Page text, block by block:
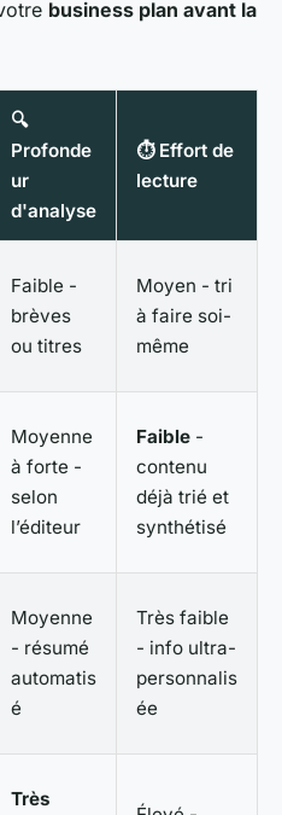
business plan avant la
🔍
Profonde
ur
d'analyse
⏱️ Effort de
lecture
Faible -
brèves
ou titres
Moyen - tri
à faire soi-
même
Moyenne
à forte -
selon
l’éditeur
Faible -
contenu
déjà trié et
synthétisé
Moyenne
- résumé
automatis
é
Très faible
- info ultra-
personnalis
ée
Très